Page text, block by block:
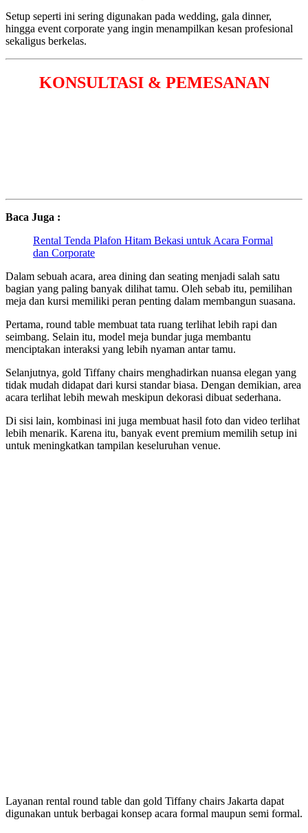
Setup seperti ini sering digunakan pada wedding, gala dinner,
hingga event corporate yang ingin menampilkan kesan profesional
sekaligus berkelas.
KONSULTASI & PEMESANAN
Baca Juga :
Rental Tenda Plafon Hitam Bekasi untuk Acara Formal
dan Corporate
Dalam sebuah acara, area dining dan seating menjadi salah satu
bagian yang paling banyak dilihat tamu. Oleh sebab itu, pemilihan
meja dan kursi memiliki peran penting dalam membangun suasana.
Pertama, round table membuat tata ruang terlihat lebih rapi dan
seimbang. Selain itu, model meja bundar juga membantu
menciptakan interaksi yang lebih nyaman antar tamu.
Selanjutnya, gold Tiffany chairs menghadirkan nuansa elegan yang
tidak mudah didapat dari kursi standar biasa. Dengan demikian, area
acara terlihat lebih mewah meskipun dekorasi dibuat sederhana.
Di sisi lain, kombinasi ini juga membuat hasil foto dan video terlihat
lebih menarik. Karena itu, banyak event premium memilih setup ini
untuk meningkatkan tampilan keseluruhan venue.
Layanan rental round table dan gold Tiffany chairs Jakarta dapat
digunakan untuk berbagai konsep acara formal maupun semi formal.